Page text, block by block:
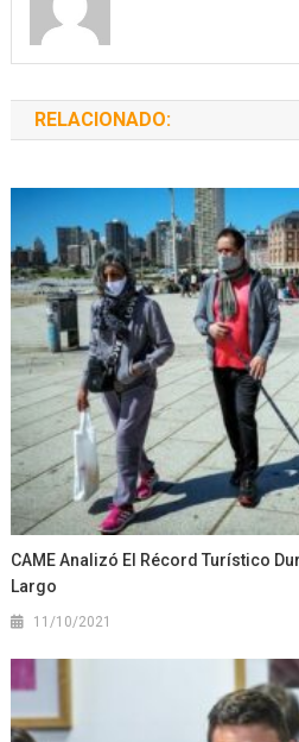
RELACIONADO:
CAME Analizó El Récord Turístico
Largo
11/10/2021